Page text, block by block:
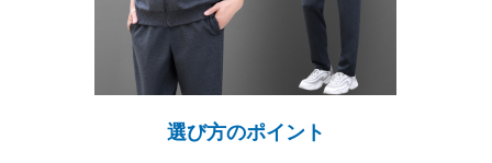
選び方のポイント